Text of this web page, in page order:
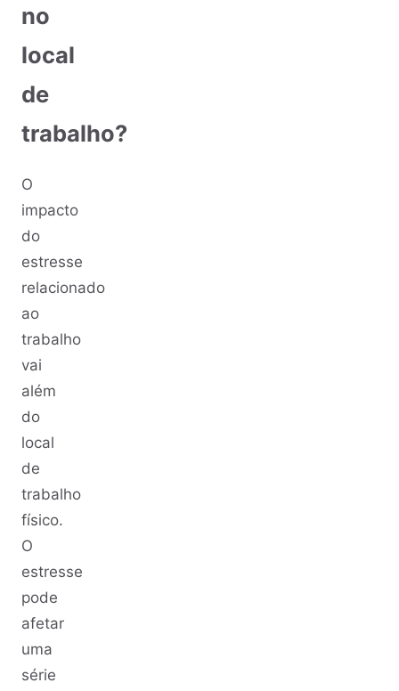
no
local
de
trabalho?
O
impacto
do
estresse
relacionado
ao
trabalho
vai
além
do
local
de
trabalho
físico.
O
estresse
pode
afetar
uma
série